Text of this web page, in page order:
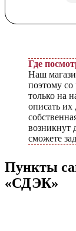
Где
Наш
поэтому
только на
описать их
возникнут
сможете
Пункты
«СДЭК»